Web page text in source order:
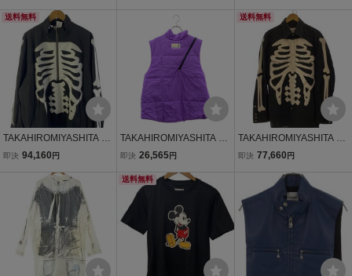
クルフェイクレザーベス
ト 中古 BS99
uffy ナイロンベスト / sj.00
07AW22 / size.50 (BLAC
シタザソロイスト 中古
送料無料
TAKAHIROMIYASHITA Th
eSoloist.◆ジャケット/46/
即決 94,160 円
TAKAHIROMIYASHITA Th
e Soloist / タカヒロミヤシ
p reverse puffy vest パフ
ィーベスト
即決 26,565円
送料無料
TAKAHIROMIYASHITA Th
eSoloist.◆長袖シャツ/46/
即決 77,660 円
送料無料